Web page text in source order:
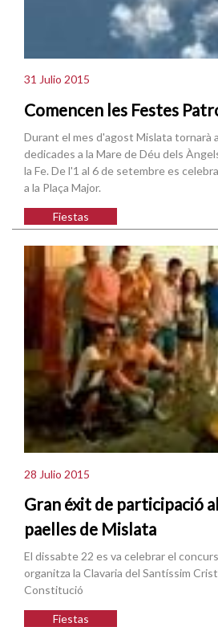
31 Julio 2015
Comencen les Festes
Durant el mes d'agost Mislata tornarà
dedicades a la Mare de Déu dels
la Fe. De l'1 al 6 de setembre es
a la Plaça Major.
Fiestas
28 Julio 2015
Gran éxit de participació
paelles de Mislata
El dissabte 22 es va celebrar el
organitza la Clavaria del Santíssim Crist
Constitució
Fiestas